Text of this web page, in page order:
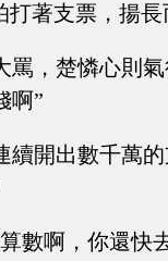
打著支票，揚
罵，楚憐心則
啊”
續開出數千萬
數啊，你還快